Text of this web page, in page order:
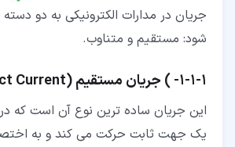
جریان در مدارات الکترونیکی به دو
شود: مستقیم و متناوب.
۱‏-‏۱‏-‏۱‏- ) جریان مستقیم (Direct Current)
این جریان ساده ترین نوع آن است که